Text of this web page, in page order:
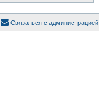
Связаться с администрацией